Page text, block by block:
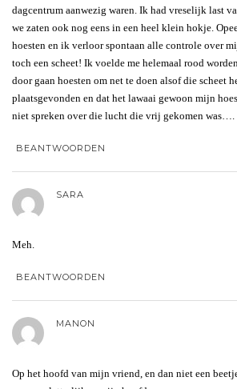
dagcentrum aanwezig waren. Ik had vreselijk last
we zaten ook nog eens in een heel klein hokje.
hoesten en ik verloor spontaan alle controle over
toch een scheet! Ik voelde me helemaal rood
door gaan hoesten om net te doen alsof die scheet
plaatsgevonden en dat het lawaai gewoon mijn
niet spreken over die lucht die vrij gekomen was….
BEANTWOORDEN
SARA
Meh.
BEANTWOORDEN
MANON
Op het hoofd van mijn vriend, en dan niet een